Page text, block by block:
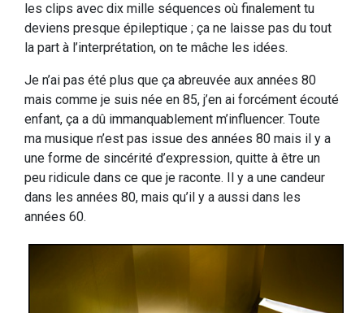
les clips avec dix mille séquences où finalement tu
deviens presque épileptique ; ça ne laisse pas du tout
la part à l’interprétation, on te mâche les idées.
Je n’ai pas été plus que ça abreuvée aux années 80
mais comme je suis née en 85, j’en ai forcément écouté
enfant, ça a dû immanquablement m’influencer. Toute
ma musique n’est pas issue des années 80 mais il y a
une forme de sincérité d’expression, quitte à être un
peu ridicule dans ce que je raconte. Il y a une candeur
dans les années 80, mais qu’il y a aussi dans les
années 60.